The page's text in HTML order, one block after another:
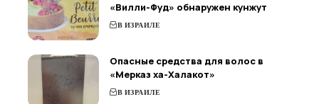
«Вилли-Фуд» обнаружен кунжут
В ИЗРАИЛЕ
Опасные средства для волос в
«Мерказ ха-Халакот»
В ИЗРАИЛЕ